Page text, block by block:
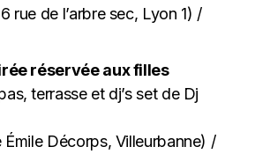
rue de l’arbre sec, Lyon 1) /
réservée aux filles
terrasse et dj’s set de Dj
Décorps, Villeurbanne) /